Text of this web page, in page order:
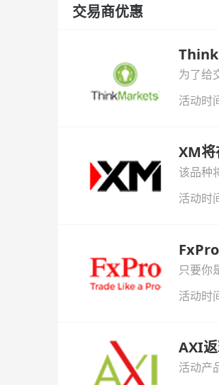
交易商优惠
为了给
与白银
活动时
XM将
该品种
活动时
只要你
自动解
活动时
AXI
活动产